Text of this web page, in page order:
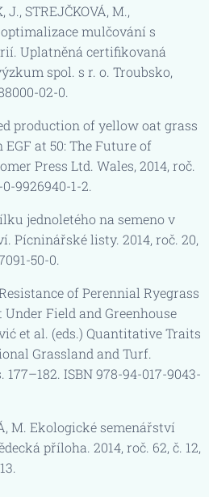
J., STREJČKOVÁ, M.,
optimalizace mulčování s
Uplatněná certifikovaná
spol. s r. o. Troubsko,
02-0.
production of yellow oat grass
at 50: The Future of
Press Ltd. Wales, 2014, roč.
9926940-1-2.
jednoletého na semeno v
Pícninářské listy. 2014, roč. 20,
50-0.
of Perennial Ryegrass
Field and Greenhouse
et al. (eds.) Quantitative Traits
Grassland and Turf.
177–182. ISBN 978-94-017-9043-
M. Ekologické semenářství
příloha. 2014, roč. 62, č. 12,